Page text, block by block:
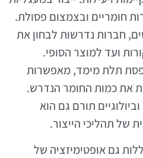
חומריים ובצמצום פסולת.
חברות נדרשות לבחון את
ועד למוצר הסופי.
תלת מימד, מאפשרות
את כמות החומר הנדרש.
תורם גם הוא
של תהליכי הייצור.
גם אופטימיזציה של